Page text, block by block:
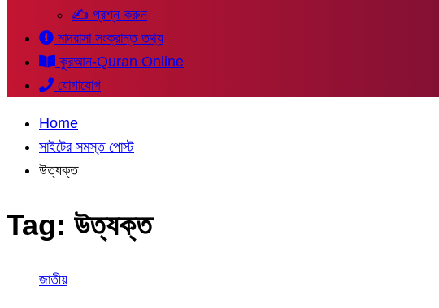
✍ প্রশ্ন করুন
মাদরাসা সংক্রান্ত তথ্য
কুরআন-Quran Online
যোগাযোগ
Home
সাইটের সমস্ত পোস্ট
উত্যক্ত
Tag: উত্যক্ত
জাতীয়